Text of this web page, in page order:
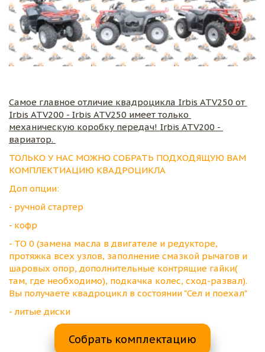
Самое главное отличие квадроцикла Irbis ATV250 от
Irbis ATV200 - Irbis ATV250 имеет только
механическую коробку передач! Irbis ATV200 -
вариатор.
ТОЛЬКО У НАС МОЖНО СОБРАТЬ ПОДХОДЯЩУЮ ВАМ
КОМПЛЕКТИАЦИЮ КВАДРОЦИКЛА
Доп опции:
- ручной стартер
- кофр
- ТО 0 (замена масла в двигателе и редукторе,
протяжка всех узлов, заполнение смазкой рычагов и
шаровых опор, дополнительные контрящие гайки(
там, где необходимо), подкачка колес, сход-развал).
Вы получаете квадроцикл в состоянии "Сел и поехал"
- литые диски
Собрать комплектацию